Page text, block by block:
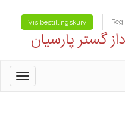
Vis bestillingskurv
گستر پارسیان